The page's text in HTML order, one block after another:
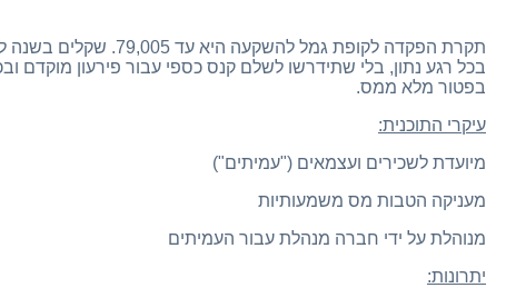
בכל רגע נתון, בלי שתידרשו לשלם קנס כספי עבור פירעון מוקדם
בפטור מלא ממס.
עיקרי התוכנית:
מיועדת לשכירים ועצמאים ("עמיתים")
מעניקה הטבות מס משמעותיות
מנוהלת על ידי חברה מנהלת עבור העמיתים
יתרונות: